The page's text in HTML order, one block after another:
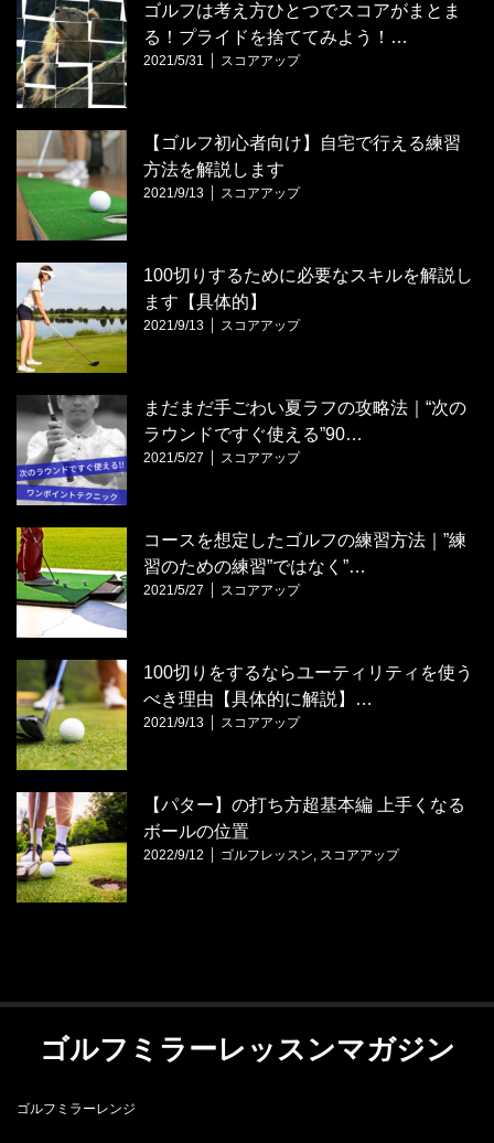
ゴルフは考え方ひとつでスコアがまとま
る！プライドを捨ててみよう！…
2021/5/31 スコアアップ
【ゴルフ初心者向け】自宅で行える練習
方法を解説します
2021/9/13 スコアアップ
100切りするために必要なスキルを解説し
ます【具体的】
2021/9/13 スコアアップ
まだまだ手ごわい夏ラフの攻略法｜“次の
ラウンドですぐ使える”90…
2021/5/27 スコアアップ
コースを想定したゴルフの練習方法｜”練
習のための練習”ではなく”…
2021/5/27 スコアアップ
100切りをするならユーティリティを使う
べき理由【具体的に解説】…
2021/9/13 スコアアップ
【パター】の打ち方超基本編 上手くなる
ボールの位置
2022/9/12 ゴルフレッスン, スコアアップ
ゴルフミラーレッスンマガジン
ゴルフミラーレンジ